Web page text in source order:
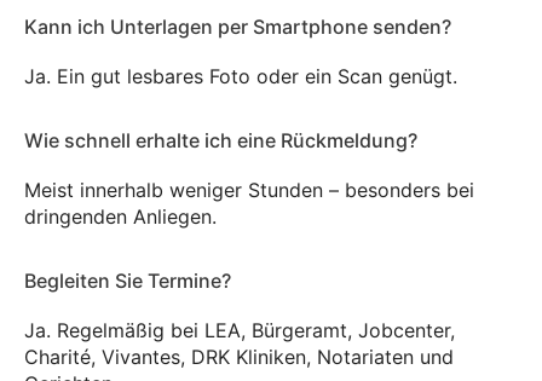
Kann ich Unterlagen per Smartphone senden?
Ja. Ein gut lesbares Foto oder ein Scan genügt.
Wie schnell erhalte ich eine Rückmeldung?
Meist innerhalb weniger Stunden – besonders bei
dringenden Anliegen.
Begleiten Sie Termine?
Ja. Regelmäßig bei LEA, Bürgeramt, Jobcenter,
Charité, Vivantes, DRK Kliniken, Notariaten und